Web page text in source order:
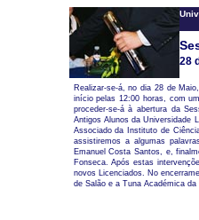
28
Realizar-se-á, no dia 28 de
início pelas 12:00 horas, com
proceder-se-á à abertura da
Antigos Alunos da Universidade
Associado da Instituto de
assistiremos a algumas
Emanuel Costa Santos, e,
Fonseca. Após estas
novos Licenciados. No
de Salão e a Tuna Académica